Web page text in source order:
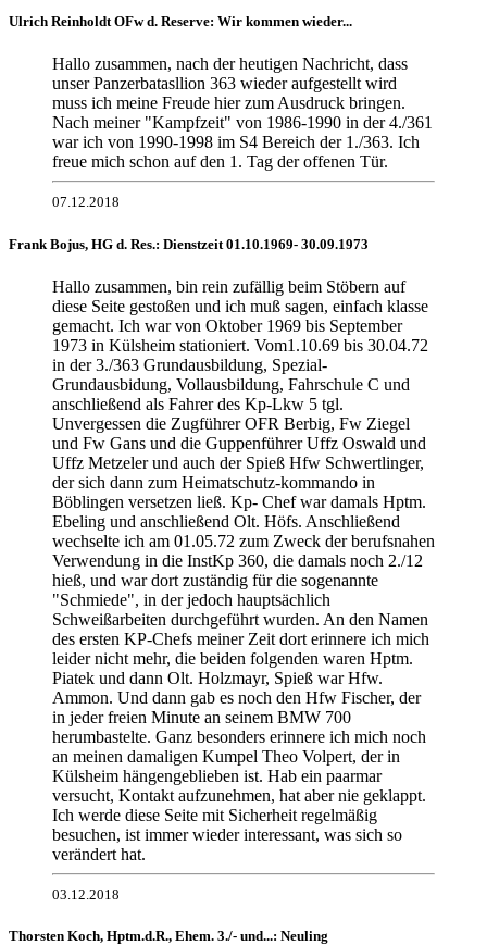
Ulrich Reinholdt OFw d. Reserve: Wir kommen wieder...
Hallo zusammen, nach der heutigen Nachricht, dass
unser Panzerbatasllion 363 wieder aufgestellt wird
muss ich meine Freude hier zum Ausdruck bringen.
Nach meiner "Kampfzeit" von 1986-1990 in der 4./361
war ich von 1990-1998 im S4 Bereich der 1./363. Ich
freue mich schon auf den 1. Tag der offenen Tür.
07.12.2018
Frank Bojus, HG d. Res.: Dienstzeit 01.10.1969- 30.09.1973
Hallo zusammen, bin rein zufällig beim Stöbern auf
diese Seite gestoßen und ich muß sagen, einfach klasse
gemacht. Ich war von Oktober 1969 bis September
1973 in Külsheim stationiert. Vom1.10.69 bis 30.04.72
in der 3./363 Grundausbildung, Spezial-
Grundausbidung, Vollausbildung, Fahrschule C und
anschließend als Fahrer des Kp-Lkw 5 tgl.
Unvergessen die Zugführer OFR Berbig, Fw Ziegel
und Fw Gans und die Guppenführer Uffz Oswald und
Uffz Metzeler und auch der Spieß Hfw Schwertlinger,
der sich dann zum Heimatschutz-kommando in
Böblingen versetzen ließ. Kp- Chef war damals Hptm.
Ebeling und anschließend Olt. Höfs. Anschließend
wechselte ich am 01.05.72 zum Zweck der berufsnahen
Verwendung in die InstKp 360, die damals noch 2./12
hieß, und war dort zuständig für die sogenannte
"Schmiede", in der jedoch hauptsächlich
Schweißarbeiten durchgeführt wurden. An den Namen
des ersten KP-Chefs meiner Zeit dort erinnere ich mich
leider nicht mehr, die beiden folgenden waren Hptm.
Piatek und dann Olt. Holzmayr, Spieß war Hfw.
Ammon. Und dann gab es noch den Hfw Fischer, der
in jeder freien Minute an seinem BMW 700
herumbastelte. Ganz besonders erinnere ich mich noch
an meinen damaligen Kumpel Theo Volpert, der in
Külsheim hängengeblieben ist. Hab ein paarmar
versucht, Kontakt aufzunehmen, hat aber nie geklappt.
Ich werde diese Seite mit Sicherheit regelmäßig
besuchen, ist immer wieder interessant, was sich so
verändert hat.
03.12.2018
Thorsten Koch, Hptm.d.R., Ehem. 3./- und...: Neuling